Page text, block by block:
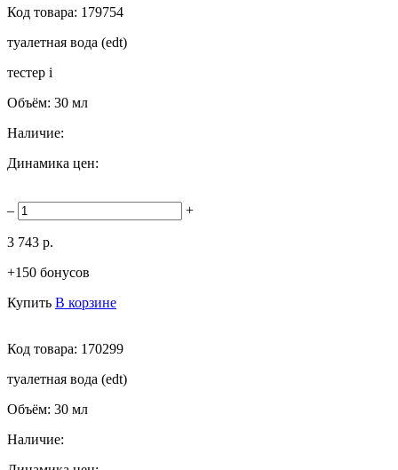
Код товара: 179754
туалетная вода (edt)
тестер i
Объём: 30 мл
Наличие:
Динамика цен:
– +
3 743 р.
+150 бонусов
Купить В корзине
Код товара: 170299
туалетная вода (edt)
Объём: 30 мл
Наличие: